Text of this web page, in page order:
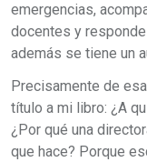
emergencias,
docentes y
además se tiene un
Precisamente de
título a mi libro: ¿A
¿Por qué una
que hace? Porque